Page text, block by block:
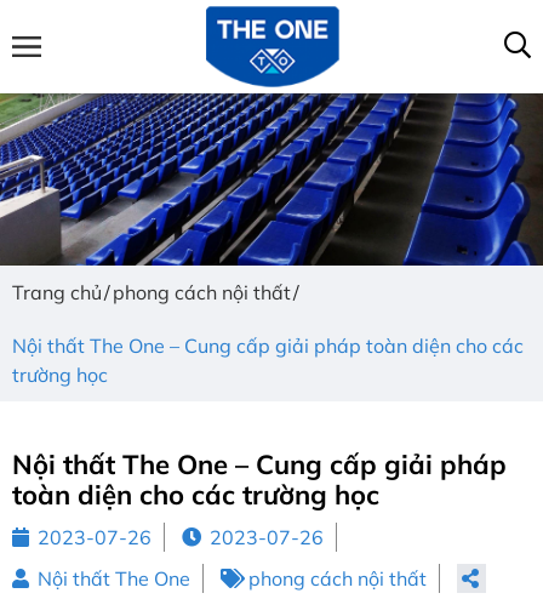
Trang chủ phong cách nội thất
Nội thất The One – Cung cấp giải pháp toàn diện cho các
trường học
Nội thất The One – Cung cấp giải pháp
toàn diện cho các trường học
2023-07-26
2023-07-26
Nội thất The One
phong cách nội thất